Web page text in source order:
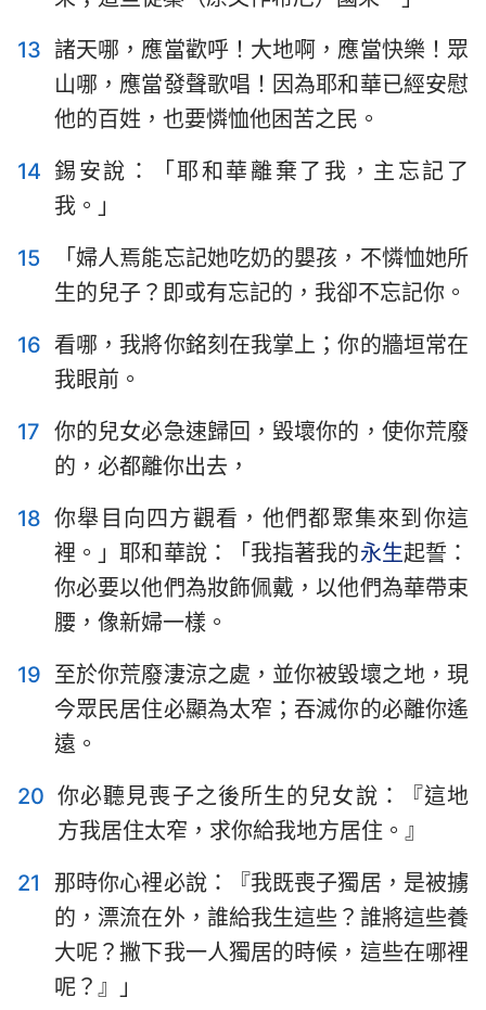
1 2 3 4 5 6
7
8
9 10 11 12 13
14
15
16 17 18 19 20
21
22
23
29
30 31 32 33 34
35
36
37 38 39
43
44 45 46 47 48
49
50
51 52 53 54 55
56
57
58 59 60 61 62
63
64
65 66
13 諸天哪，應當歡呼！大地啊，應當快樂！眾
山哪，應當發聲歌唱！因為耶和華已經安慰
他的百姓，也要憐恤他困苦之民。
14 錫安說：「耶和華離棄了我，主忘記了
我。」
15
「婦人焉能忘記她吃奶的嬰孩，不憐恤她所
生的兒子？即或有忘記的，我卻不忘記你。
16 看哪，我將你銘刻在我掌上；你的牆垣常在
我眼前。
17 你的兒女必急速歸回，毀壞你的，使你荒廢
的，必都離你出去，
18 你舉目向四方觀看，他們都聚集來到你這
裡。」耶和華說：「我指著我的永生起誓：
你必要以他們為妝飾佩戴，以他們為華帶束
腰，像新婦一樣。
19 至於你荒廢淒涼之處，並你被毀壞之地，現
今眾民居住必顯為太窄；吞滅你的必離你遙
遠。
20 你必聽見喪子之後所生的兒女說：『這地
方我居住太窄，求你給我地方居住。』
21
那時你心裡必說：『我既喪子獨居，是被擄
的，漂流在外，誰給我生這些？誰將這些養
大呢？撇下我一人獨居的時候，這些在哪裡
呢？』」